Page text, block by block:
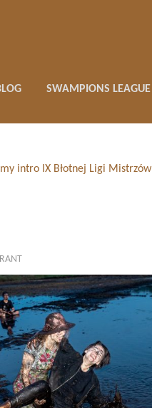
SWAMPIONS LEAGUE
intro IX Błotnej Ligi Mistrzów